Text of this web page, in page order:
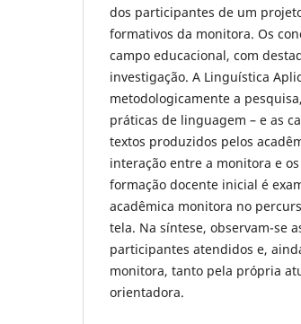
dos participantes de um
formativos da monitora. Os
campo educacional, com
investigação. A Linguística
metodologicamente a
práticas de linguagem – e as
textos produzidos pelos
interação entre a monitora e
formação docente inicial é
acadêmica monitora no
tela. Na síntese, observam-se
participantes atendidos e,
monitora, tanto pela própria
orientadora.